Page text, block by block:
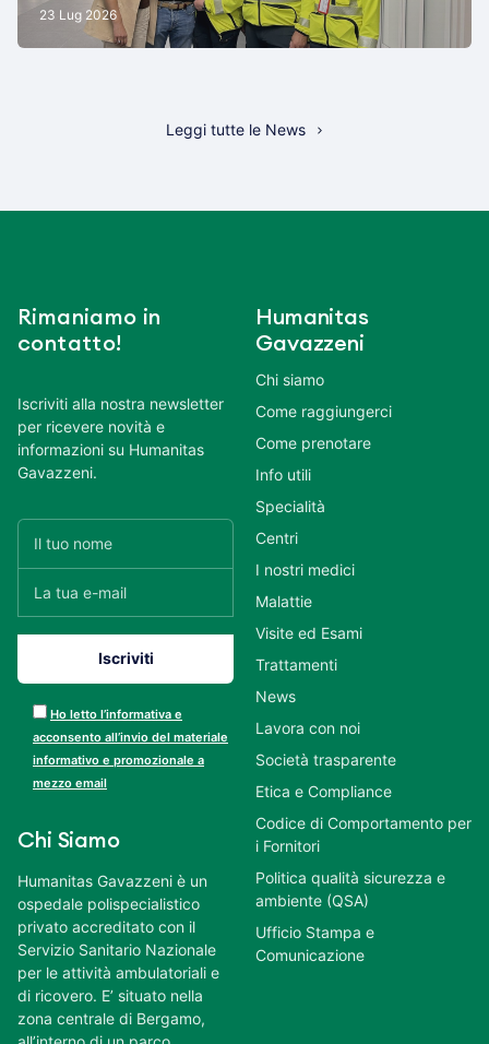
23 Lug 2026
Leggi tutte le News
Rimaniamo in
contatto!
Iscriviti alla nostra newsletter
per ricevere novità e
informazioni su Humanitas
Gavazzeni.
Ho letto l’informativa e
acconsento all’invio del materiale
informativo e promozionale a
mezzo email
Chi Siamo
Humanitas Gavazzeni è un
ospedale polispecialistico
privato accreditato con il
Servizio Sanitario Nazionale
per le attività ambulatoriali e
di ricovero. E’ situato nella
zona centrale di Bergamo,
Humanitas
Gavazzeni
Chi siamo
Come raggiungerci
Come prenotare
Info utili
Specialità
Centri
I nostri medici
Malattie
Visite ed Esami
Trattamenti
News
Lavora con noi
Società trasparente
Etica e Compliance
Codice di Comportamento per
i Fornitori
Politica qualità sicurezza e
ambiente (QSA)
Ufficio Stampa e
Comunicazione